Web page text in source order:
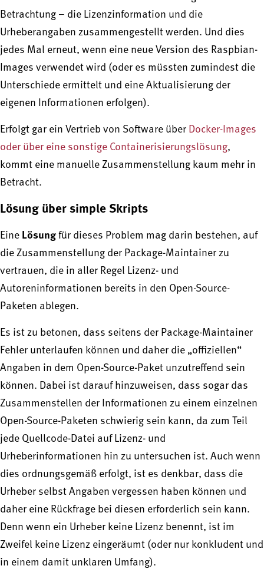
Betrachtung – die Lizenzinformation und die
Urheberangaben zusammengestellt werden. Und dies
jedes Mal erneut, wenn eine neue Version des Raspbian-
Images verwendet wird (oder es müssten zumindest die
Unterschiede ermittelt und eine Aktualisierung der
eigenen Informationen erfolgen).
Erfolgt gar ein Vertrieb von Software über Docker-Images
oder über eine sonstige Containerisierungslösung,
kommt eine manuelle Zusammenstellung kaum mehr in
Betracht.
Lösung über simple Skripts
Eine Lösungfür dieses Problem mag darin bestehen, auf
die Zusammenstellung der Package-Maintainer zu
vertrauen, die in aller Regel Lizenz- und
Autoreninformationen bereits in den Open-Source-
Paketen ablegen.
Es ist zu betonen, dass seitens der Package-Maintainer
Fehler unterlaufen können und daher die „offiziellen“
Angaben in dem Open-Source-Paket unzutreffend sein
können. Dabei ist darauf hinzuweisen, dass sogar das
Zusammenstellen der Informationen zu einem einzelnen
Open-Source-Paketen schwierig sein kann, da zum Teil
jede Quellcode-Datei auf Lizenz- und
Urheberinformationen hin zu untersuchen ist. Auch wenn
dies ordnungsgemäß erfolgt, ist es denkbar, dass die
Urheber selbst Angaben vergessen haben können und
daher eine Rückfrage bei diesen erforderlich sein kann.
Denn wenn ein Urheber keine Lizenz benennt, ist im
Zweifel keine Lizenz eingeräumt (oder nur konkludent und
in einem damit unklaren Umfang).